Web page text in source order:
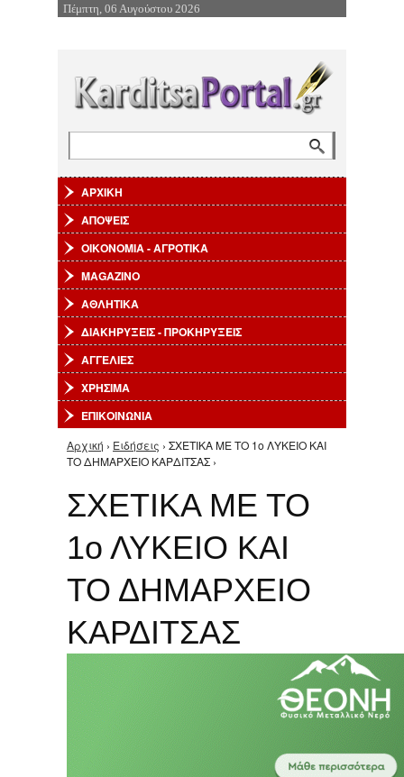
Επιστροφή στην Πλοήγηση
Πέμπτη, 06 Αυγούστου 2026
ΑΡΧΙΚΗ
ΑΠΟΨΕΙΣ
ΟΙΚΟΝΟΜΙΑ - ΑΓΡΟΤΙΚΑ
MAGAZINO
ΑΘΛΗΤΙΚΑ
ΔΙΑΚΗΡΥΞΕΙΣ - ΠΡΟΚΗΡΥΞΕΙΣ
ΑΓΓΕΛΙΕΣ
ΧΡΗΣΙΜΑ
ΕΠΙΚΟΙΝΩΝΙΑ
Είστε εδώ
Αρχική › Ειδήσεις › ΣΧΕΤΙΚΑ ΜΕ ΤΟ 1ο ΛΥΚΕΙΟ ΚΑΙ
ΤΟ ΔΗΜΑΡΧΕΙΟ ΚΑΡΔΙΤΣΑΣ ›
ΣΧΕΤΙΚΑ ΜΕ ΤΟ
1ο ΛΥΚΕΙΟ ΚΑΙ
ΤΟ ΔΗΜΑΡΧΕΙΟ
ΚΑΡΔΙΤΣΑΣ